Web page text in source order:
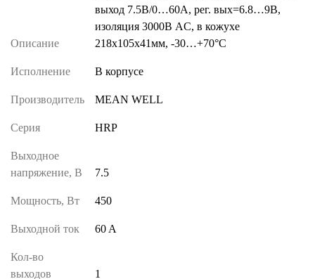
Описание
выход 7.5В/0…60A, рег. вых=6.8…9В,
изоляция 3000В AC, в кожухе
218х105х41мм, -30…+70°С
Исполнение В корпусе
Производитель MEAN WELL
Серия HRP
Выходное
напряжение, В
7.5
Мощность, Вт 450
Выходной ток 60 A
Кол-во
выходов
1